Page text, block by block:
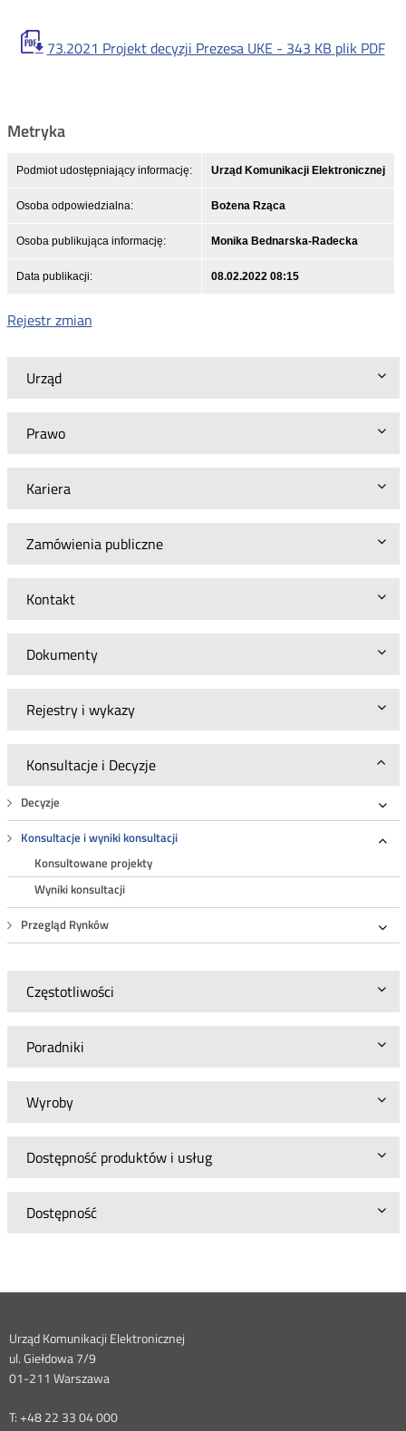
Urząd
Prawo
Kariera
Zamówienia publiczne
Kontakt
Dokumenty
Rejestry i wykazy
Konsultacje i Decyzje
Decyzje
Konsultacje i wyniki konsultacji
Konsultowane projekty
Wyniki konsultacji
Przegląd Rynków
Częstotliwości
Poradniki
Wyroby
Dostępność produktów i usług
Dostępność
73.2021 Projekt decyzji Prezesa UKE - 343 KB plik PDF
Metryka
Podmiot udostępniający informację: Urząd Komunikacji Elektronicznej
Osoba odpowiedzialna: Bożena Rząca
Osoba publikująca informację: Monika Bednarska-Radecka
Data publikacji: 08.02.2022 08:15
Rejestr zmian
Dane
kontaktowe
Urząd Komunikacji Elektronicznej
ul. Giełdowa 7/9
01-211 Warszawa
T: +48 22 33 04 000